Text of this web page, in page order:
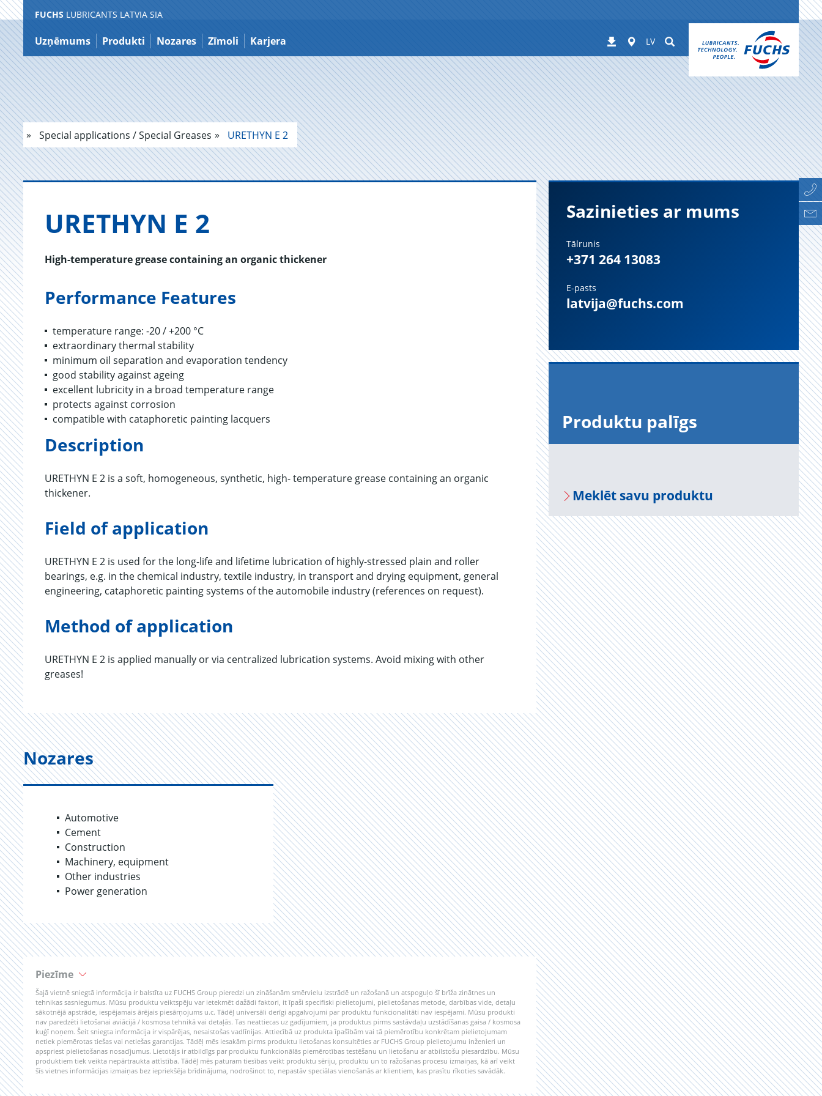
Atgriezties
pie
satura
FUCHS LUBRICANTS LATVIA SIA
Uzņēmums Produkti Nozares Zīmoli Karjera Lejupielādes
Worldwide
LV Suchen
Special applications / Special Greases URETHYN E 2
URETHYN E 2
High-temperature grease containing an organic thickener
Performance Features
temperature range: -20 / +200 °C
extraordinary thermal stability
minimum oil separation and evaporation tendency
good stability against ageing
excellent lubricity in a broad temperature range
protects against corrosion
compatible with cataphoretic painting lacquers
Description
URETHYN E 2 is a soft, homogeneous, synthetic, high- temperature grease containing an organic
thickener.
Field of application
URETHYN E 2 is used for the long-life and lifetime lubrication of highly-stressed plain and roller
bearings, e.g. in the chemical industry, textile industry, in transport and drying equipment, general
engineering, cataphoretic painting systems of the automobile industry (references on request).
Method of application
URETHYN E 2 is applied manually or via centralized lubrication systems. Avoid mixing with other
greases!
Nozares
Automotive
Cement
Construction
Machinery, equipment
Other industries
Power generation
Piezīme
Šajā vietnē sniegtā informācija ir balstīta uz FUCHS Group pieredzi un zināšanām smērvielu izstrādē un ražošanā un atspoguļo šī brīža zinātnes un
tehnikas sasniegumus. Mūsu produktu veiktspēju var ietekmēt dažādi faktori, it īpaši specifiski pielietojumi, pielietošanas metode, darbības vide, detaļu
sākotnējā apstrāde, iespējamais ārējais piesārņojums u.c. Tādēļ universāli derīgi apgalvojumi par produktu funkcionalitāti nav iespējami. Mūsu produkti
nav paredzēti lietošanai aviācijā / kosmosa tehnikā vai detaļās. Tas neattiecas uz gadījumiem, ja produktus pirms sastāvdaļu uzstādīšanas gaisa / kosmosa
kuģī noņem. Šeit sniegta informācija ir vispārējas, nesaistošas vadlīnijas. Attiecībā uz produkta īpašībām vai tā piemērotību konkrētam pielietojumam
netiek piemērotas tiešas vai netiešas garantijas. Tādēļ mēs iesakām pirms produktu lietošanas konsultēties ar FUCHS Group pielietojumu inženieri un
apspriest pielietošanas nosacījumus. Lietotājs ir atbildīgs par produktu funkcionālās piemērotības testēšanu un lietošanu ar atbilstošu piesardzību. Mūsu
produktiem tiek veikta nepārtraukta attīstība. Tādēļ mēs paturam tiesības veikt produktu sēriju, produktu un to ražošanas procesu izmaiņas, kā arī veikt
šīs vietnes informācijas izmaiņas bez iepriekšēja brīdinājuma, nodrošinot to, nepastāv speciālas vienošanās ar klientiem, kas prasītu rīkoties savādāk.
Sazinieties ar mums
Tālrunis
+371 264 13083
E-pasts
latvija@fuchs.com
Pro­duktu pa­līgs
Mek­lēt savu pro­duktu